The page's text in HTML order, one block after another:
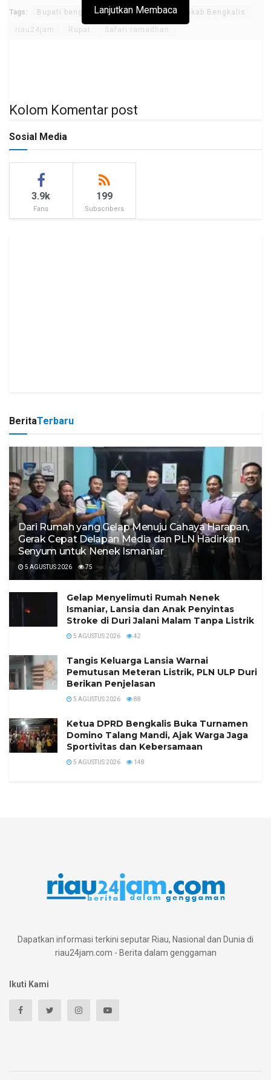
Lanjutkan Membaca
Tags: Bupati bengkalis Forkopimda Pemkab Bengkalis
riau24jam Rupat Safari ramadhan
Kolom Komentar post
Sosial Media
3.9k
Fans
199
Subscribers
BeritaTerbaru
Dari Rumah yang Gelap Menuju Cahaya Harapan,
Gerak Cepat Delapan Media dan PLN Hadirkan
Senyum untuk Nenek Ismaniar
5 AGUSTUS 2026 75
Gelap Menyelimuti Rumah Nenek
Ismaniar, Lansia dan Anak Penyintas
Stroke di Duri Jalani Malam Tanpa Listrik
5 AGUSTUS 2026 42
Tangis Keluarga Lansia Warnai
Pemutusan Meteran Listrik, PLN ULP Duri
Berikan Penjelasan
5 AGUSTUS 2026 88
Ketua DPRD Bengkalis Buka Turnamen
Domino Talang Mandi, Ajak Warga Jaga
Sportivitas dan Kebersamaan
5 AGUSTUS 2026 148
Dapatkan informasi terkini seputar Riau, Nasional dan Dunia di
riau24jam.com - Berita dalam genggaman
Ikuti Kami